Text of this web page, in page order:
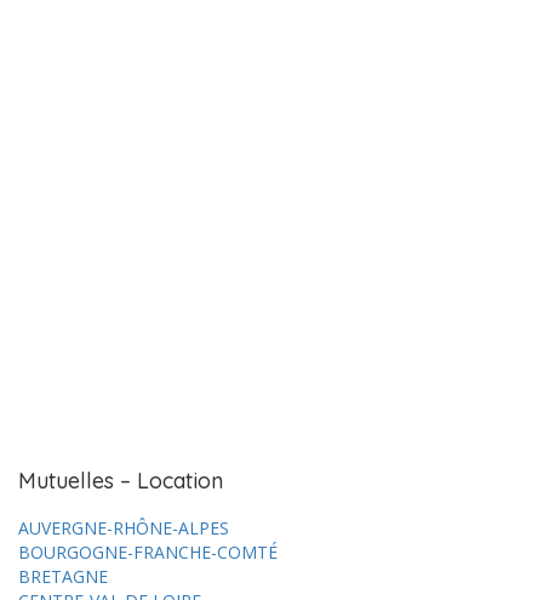
Mutuelles – Location
AUVERGNE-RHÔNE-ALPES
BOURGOGNE-FRANCHE-COMTÉ
BRETAGNE